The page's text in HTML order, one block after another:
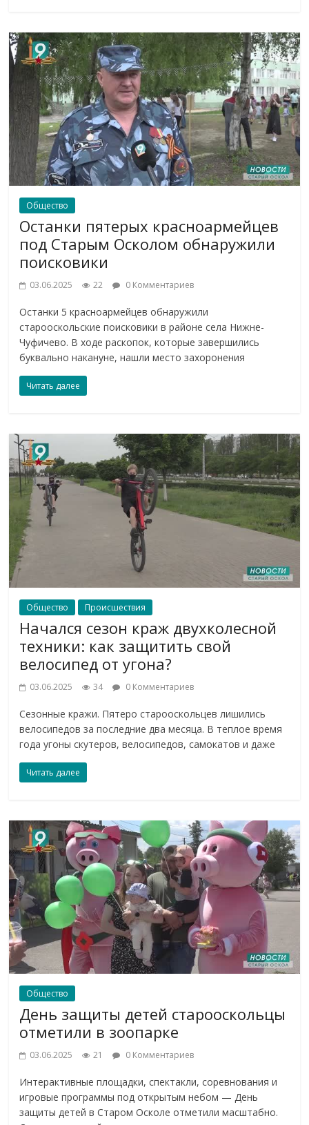
Общество
Останки пятерых красноармейцев
под Старым Осколом обнаружили
поисковики
03.06.2025 22 0 Комментариев
Останки 5 красноармейцев обнаружили
старооскольские поисковики в районе села Нижне-
Чуфичево. В ходе раскопок, которые завершились
буквально накануне, нашли место захоронения
Читать далее
Общество Происшествия
Начался сезон краж двухколесной
техники: как защитить свой
велосипед от угона?
03.06.2025 34 0 Комментариев
Сезонные кражи. Пятеро старооскольцев лишились
велосипедов за последние два месяца. В теплое время
года угоны скутеров, велосипедов, самокатов и даже
Читать далее
Общество
День защиты детей старооскольцы
отметили в зоопарке
03.06.2025 21 0 Комментариев
Интерактивные площадки, спектакли, соревнования и
игровые программы под открытым небом — День
защиты детей в Старом Осколе отметили масштабно.